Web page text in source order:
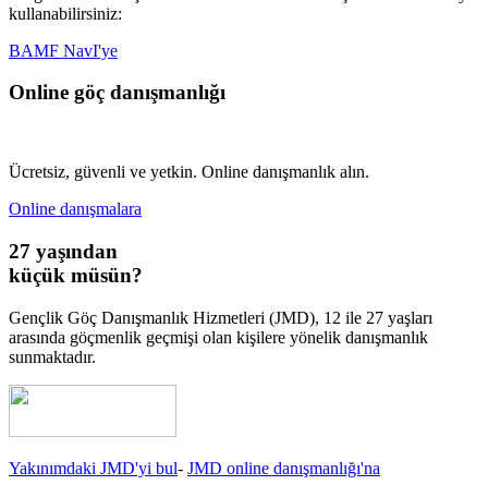
kullanabilirsiniz:
BAMF NavI'ye
Online göç danışmanlığı
Ücretsiz, güvenli ve yetkin. Online danışmanlık alın.
Online danışmalara
27 yaşından
küçük müsün?
Gençlik Göç Danışmanlık Hizmetleri (JMD), 12 ile 27 yaşları
arasında göçmenlik geçmişi olan kişilere yönelik danışmanlık
sunmaktadır.
Yakınımdaki JMD'yi bul- JMD online danışmanlığı'na